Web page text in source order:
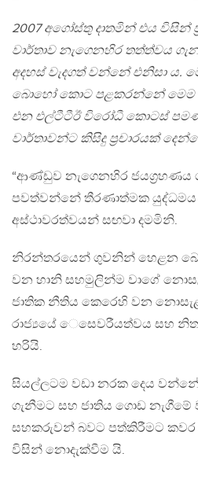
2007 අගෝස්තු දාතමින් එය විසින්
වාර්තාව නැගෙනහිර තත්ත්වය
අදහස් වැදගත් වන්නේ එනිසා ය.
බොහෝ කොට පළකරන්නේ මෙම
එන එල්ටීටීඊ විරෝධී කොටස්
වාර්තාවන්ට කිසිදු ප‍්‍රචාරයක්
“ආණ්ඩුව නැගෙනහිර ජයග‍්‍රහණය
පවත්වන්නේ තීරණාත්මක යුද්ධමය
අස්ථාවරත්වයන් සඟවා දමමිනි.
නිරන්තරයෙන් ගුවනින් හෙළන
වන හානි සහමුලින්ම වාගේ
ජාතික නීතිය කෙරෙහි වන
රාජ්‍යයේ ෙසෙවරීයත්වය සහ
හරියි.
සියල්ලටම වඩා නරක දෙය වන්නේ
ගැනීමට සහ ජාතිය ගොඩ නැගීමේ
සහකරුවන් බවට පත්කිරීමට
විසින් නොදැක්වීම යි.